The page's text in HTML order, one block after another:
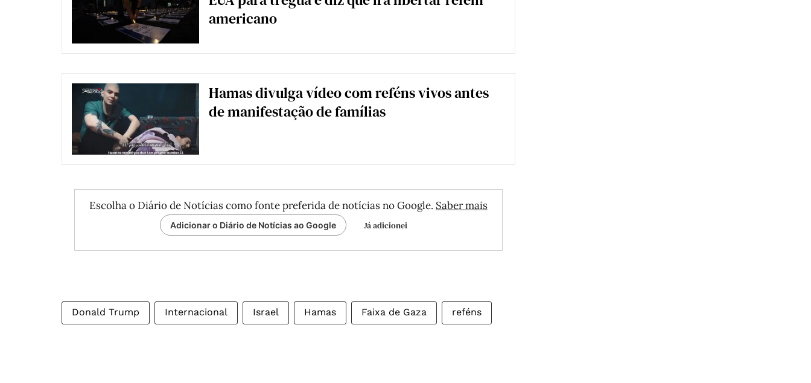
americano
Hamas divulga vídeo com reféns vivos antes
de manifestação de famílias
Escolha o Diário de Notícias como fonte preferida de notícias no Google. Saber mais
Adicionar o Diário de Notícias ao Google Já adicionei
Donald Trump Internacional Israel Hamas Faixa de Gaza reféns